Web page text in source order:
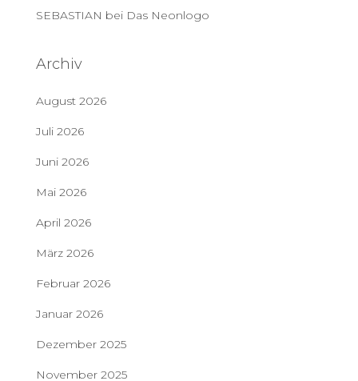
SEBASTIAN bei Das Neonlogo
Archiv
August 2026
Juli 2026
Juni 2026
Mai 2026
April 2026
März 2026
Februar 2026
Januar 2026
Dezember 2025
November 2025